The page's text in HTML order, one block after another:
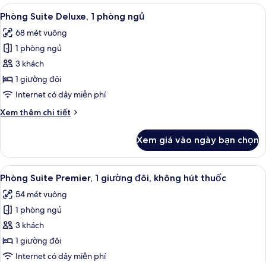
Suite
Deluxe,
phòng
ngủ
Xem
tất
cả
ảnh
Phòng
Suite
Deluxe,
phòng
Phòng Suite Deluxe, 1 phòng ngủ |
5
Phòng Suite Deluxe, 1 phòng ngủ
68 mét vuông
1 phòng ngủ
3 khách
1 giường đôi
Internet có dây miễn phí
Xem thêm chi tiết
Chi
Phòng
Suite
Deluxe,
phòng
ngủ
Xem giá vào ngày bạn chọn
Xem
tất
cả
ảnh
Phòng
Suite
Premier,
Phòng Suite Premier, 1 giường đôi,
7
Phòng Suite Premier, 1 giường đôi, không hút thuốc
54 mét vuông
1 phòng ngủ
3 khách
1 giường đôi
Internet có dây miễn phí